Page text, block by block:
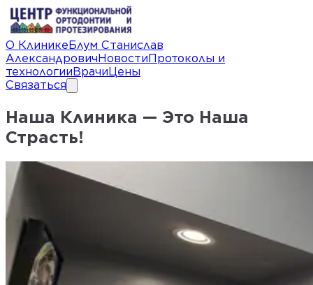
О КлиникеБлум Станислав
АлександровичНовостиПротоколы и
технологииВрачиЦены
Связаться
Наша Клиника — Это Наша
Страсть!